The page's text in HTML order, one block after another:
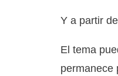
Y a partir
El tema
permanece